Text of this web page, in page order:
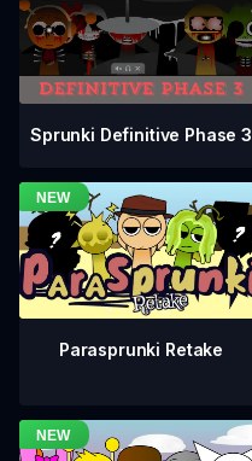
Sprunki Definitive Phase 3
Parasprunki Retake